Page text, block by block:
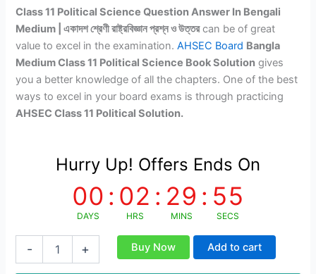
Class 11 Political Science Question Answer In Bengali
Medium | একাদশ শ্রেণী রাষ্ট্রবিজ্ঞান প্রশ্ন ও উত্তরcan be of great
value to excel in the examination.AHSEC Board Bangla
Medium Class 11 Political Science Book Solution gives
you a better knowledge of all the chapters. One of the best
ways to excel in your board exams is through practicing
AHSEC Class 11 Political Solution.
Hurry Up! Offers Ends On
00
DAYS
: 02
HRS
: 29
MINS
: 54
SECS
- + Buy Now Add to cart